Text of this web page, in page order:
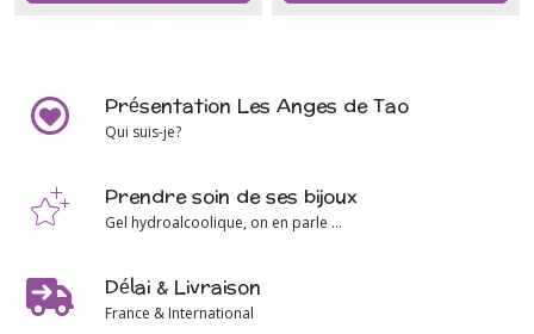
Présentation Les Anges de Tao
Qui suis-je?
Prendre soin de ses bijoux
Gel hydroalcoolique, on en parle ...
Délai & Livraison
France & International